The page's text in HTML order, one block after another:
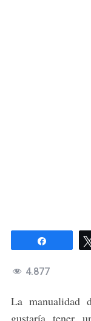
4.877
La manualidad
gustaría tener